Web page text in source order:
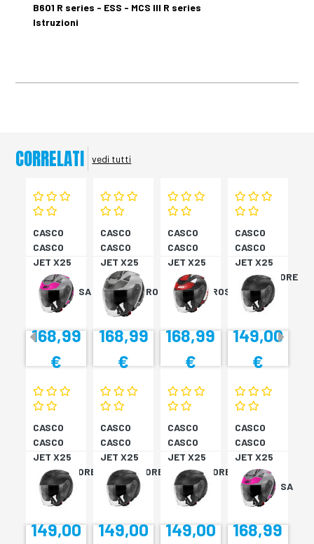
B601 R series - ESS - MCS III R series
Istruzioni
CORRELATI vedi tutti
CASCO
CASCO
JET X25
TARGET
TITAN/ROSA
XS
168,99
€
CASCO
CASCO
JET X25
TARGET
TITAN/NERO
S
168,99
€
CASCO
CASCO
JET X25
TARGET
NER/BIA/ROSS
168,99
€
CASCO
CASCO
JET X25
MONOCOLORE
NERO XS
149,00
€
CASCO
CASCO
JET X25
MONOCOLORE
NERO XS
149,00
CASCO
CASCO
JET X25
MONOCOLORE
NERO XS
149,00
CASCO
CASCO
JET X25
MONOCOLORE
NERO XS
149,00
CASCO
CASCO
JET X25
TARGET
TITAN/ROSA
XS
168,99